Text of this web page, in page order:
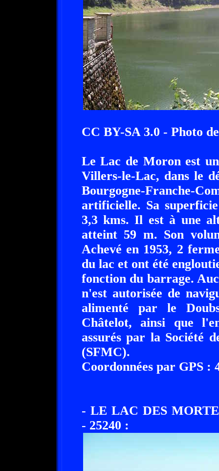
CC BY-SA 3.0 - Photo
Le Lac de Moron est
Villers-le-Lac, dans le
Bourgogne-Franche-
artificielle. Sa
3,3 kms. Il est à une
atteint 59 m. Son
Achevé en 1953, 2
du lac et ont été
fonction du barrage.
n'est autorisée de
alimenté par le
Châtelot, ainsi que
assurés par la Société
(SFMC).
Coordonnées par GPS :
- LE LAC DES
- 25240 :